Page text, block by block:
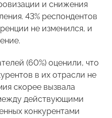
и снижения
43% респондентов
не изменился, и
(60%) оценили, что
в их отрасли не
скорее вызвала
действующими
конкурентами